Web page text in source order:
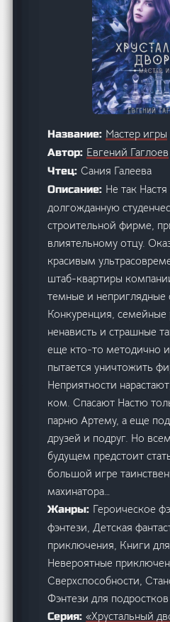
Название: Мастер игры
Автор: Евгений Гаглоев
Чтец:Сания Галеева
Описание: Не так
долгожданную
строительной фирме,
влиятельному отцу.
красивым
штаб-квартиры
темные и неприглядные
Конкуренция, семейные
ненависть и страшные
еще кто-то методично
пытается уничтожить
Неприятности
ком. Спасают Настю
парню Артему, а еще
друзей и подруг. Но
будущем предстоит
большой игре
махинатора…
Жанры: Героическое
фэнтези, Детская
приключения, Книги
Невероятные
Сверхспособности,
Фэнтези для подростков
Серия:«Хрустальный